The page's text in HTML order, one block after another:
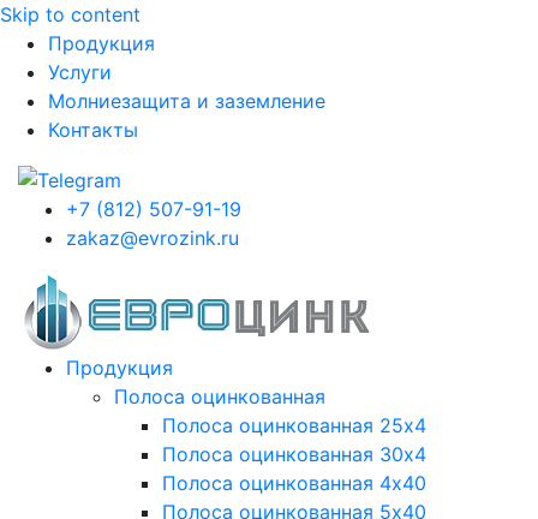
Skip to content
Продукция
Услуги
Молниезащита и заземление
Контакты
+7 (812) 507-91-19
zakaz@evrozink.ru
Продукция
Полоса оцинкованная
Полоса оцинкованная 25х4
Полоса оцинкованная 30х4
Полоса оцинкованная 4х40
Полоса оцинкованная 5х40